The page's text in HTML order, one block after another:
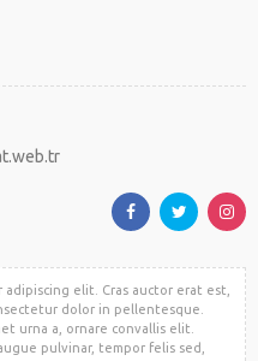
elit. Cras auctor erat est,
dolor in pellentesque.
urna a, ornare convallis elit.
pulvinar, tempor felis sed,